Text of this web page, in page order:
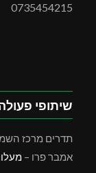
0735454215
שיתופי
תדרים מרכז
אמבר פרו –